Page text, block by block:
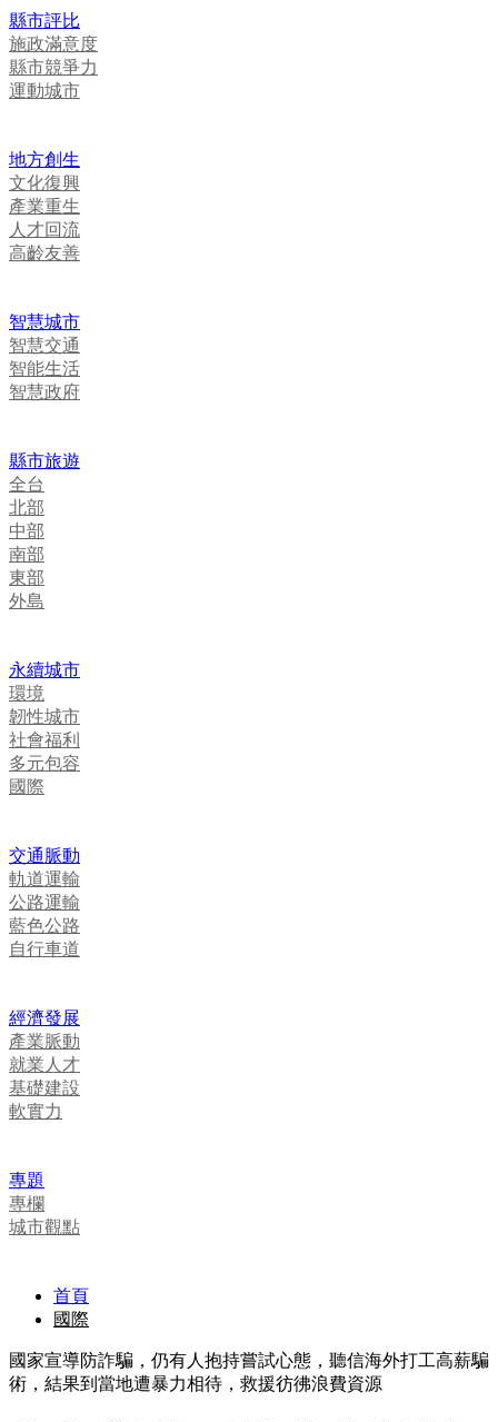
縣市評比
施政滿意度
縣市競爭力
運動城市
地方創生
文化復興
產業重生
人才回流
高齡友善
智慧城市
智慧交通
智能生活
智慧政府
縣市旅遊
全台
北部
中部
南部
東部
外島
永續城市
環境
韌性城市
社會福利
多元包容
國際
交通脈動
軌道運輸
公路運輸
藍色公路
自行車道
經濟發展
產業脈動
就業人才
基礎建設
軟實力
專題
專欄
城市觀點
首頁
國際
國家宣導防詐騙，仍有人抱持嘗試心態，聽信海外打工高薪騙
術，結果到當地遭暴力相待，救援彷彿浪費資源